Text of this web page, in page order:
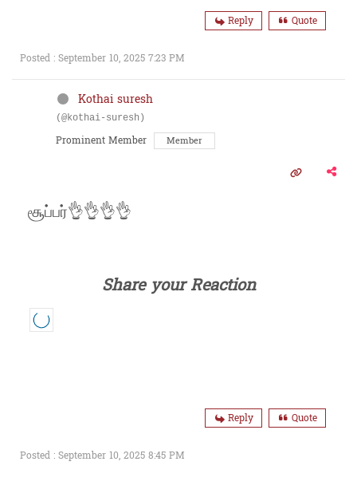
Reply Quote
Posted : September 10, 2025 7:23 PM
Kothai suresh
(@kothai-suresh)
Prominent Member Member
சூப்பர்👌👌👌👌
Share your Reaction
Reply Quote
Posted : September 10, 2025 8:45 PM